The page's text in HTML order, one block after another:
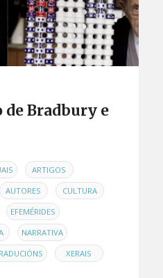
Bradbury e
, ARTIGOS ,
AUTORES , CULTURA ,
EFEMÉRIDES ,
, NARRATIVA ,
, XERAIS